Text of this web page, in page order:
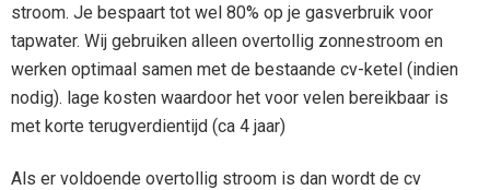
stroom. Je bespaart tot wel 80% op je gasverbruik voor
tapwater. Wij gebruiken alleen overtollig zonnestroom en
werken optimaal samen met de bestaande cv-ketel (indien
nodig). lage kosten waardoor het voor velen bereikbaar is
met korte terugverdientijd (ca 4 jaar)
Als er voldoende overtollig stroom is dan wordt de cv